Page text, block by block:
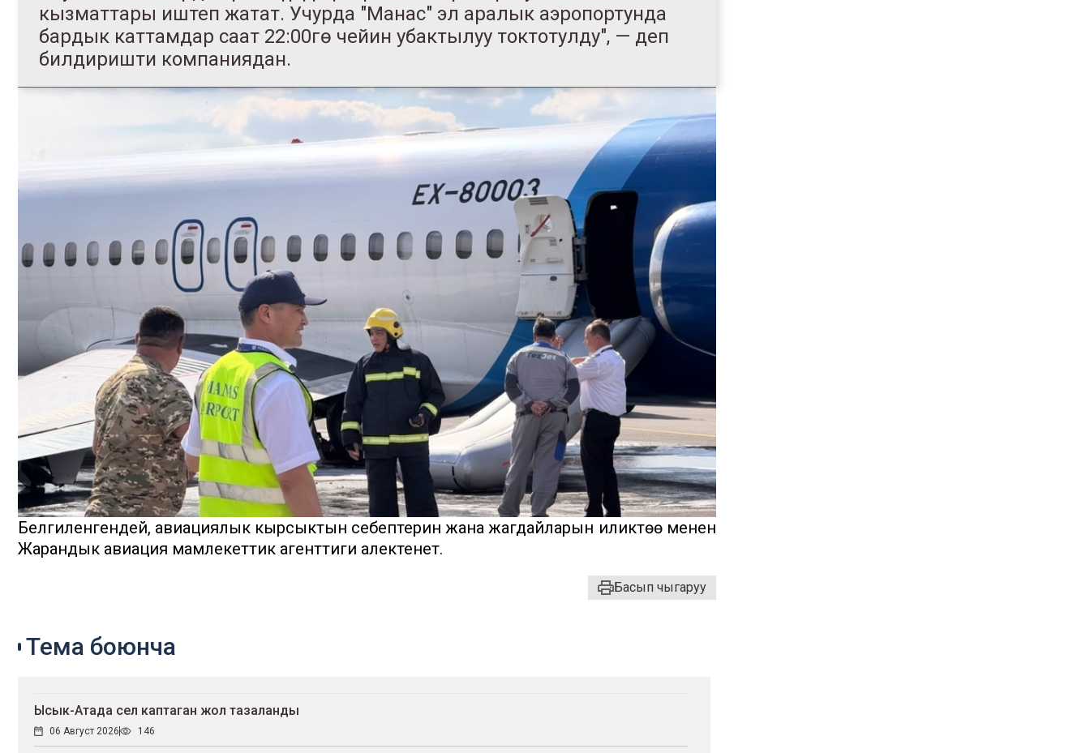
кызматтары иштеп жатат. Учурда "Манас" эл аралык аэропортунда
бардык каттамдар саат 22:00гө чейин убактылуу токтотулду", — деп
билдиришти компаниядан.
Белгиленгендей, авиациялык кырсыктын себептерин жана жагдайларын иликтөө менен
Жарандык авиация мамлекеттик агенттиги алектенет.
Басып чыгаруу
Тема боюнча
Ысык-Атада сел каптаган жол тазаланды
06 Август 2026 146